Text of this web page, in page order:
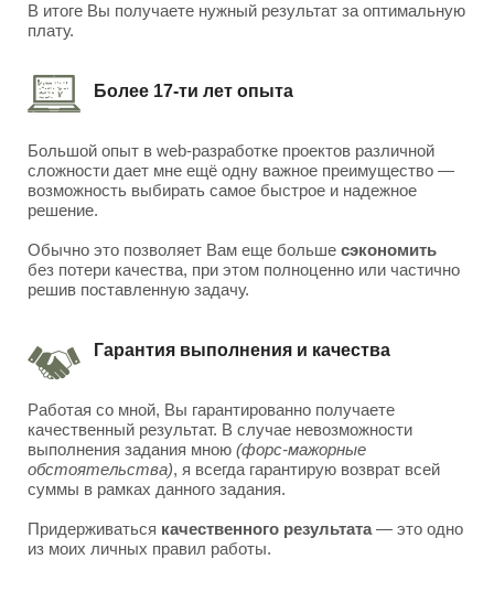
В итоге Вы получаете нужный результат за оптимальную
плату.
Более 17-ти лет опыта
Большой опыт в web-разработке проектов различной
сложности дает мне ещё одну важное преимущество —
возможность выбирать самое быстрое и надежное
решение.
Обычно это позволяет Вам еще больше сэкономить
без потери качества, при этом полноценно или частично
решив поставленную задачу.
Гарантия выполнения и качества
Работая со мной, Вы гарантированно получаете
качественный результат. В случае невозможности
выполнения задания мною (форс-мажорные
обстоятельства), я всегда гарантирую возврат всей
суммы в рамках данного задания.
Придерживаться качественного результата— это одно
из моих личных правил работы.